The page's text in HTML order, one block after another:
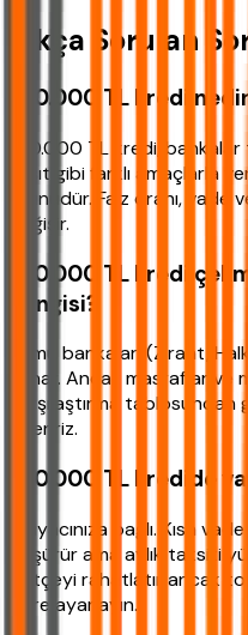
Sıkça Sorulan
100.000 TL kredi
100.000 TL kredi,
taşıt gibi farklı amaçlarla
ürünüdür. Faiz oranı,
değişir.
100.000 TL kredi
hangisi?
Kamu bankaları (Ziraat,
sunar. Ancak masraflar ve
karşılaştırma tablosundan
öneririz.
100.000 TL kredide
İhtiyacınıza bağlı. Kısa
düşürür ama aylık taksiti
bütçeyi rahatlatır ancak
göre ayarlayın.